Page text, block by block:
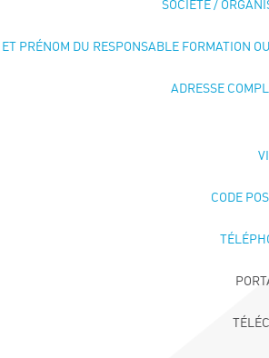
SOCIÉTÉ /
ET PRÉNOM DU RESPONSABLE FORMATION
ADRESSE
CODE